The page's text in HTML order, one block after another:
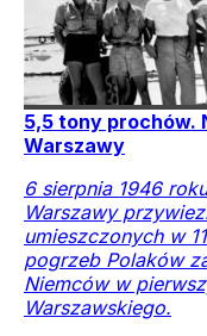
5,5 tony prochów.
Warszawy
6 sierpnia 1946
Warszawy
umieszczonych w
pogrzeb Polaków
Niemców w
Warszawskiego.